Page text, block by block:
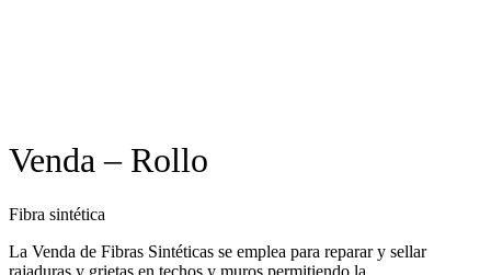
Venda – Rollo
Fibra sintética
La Venda de Fibras Sintéticas se emplea para reparar y sellar
rajaduras y grietas en techos y muros permitiendo la